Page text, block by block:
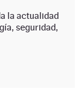
la actualidad
seguridad,